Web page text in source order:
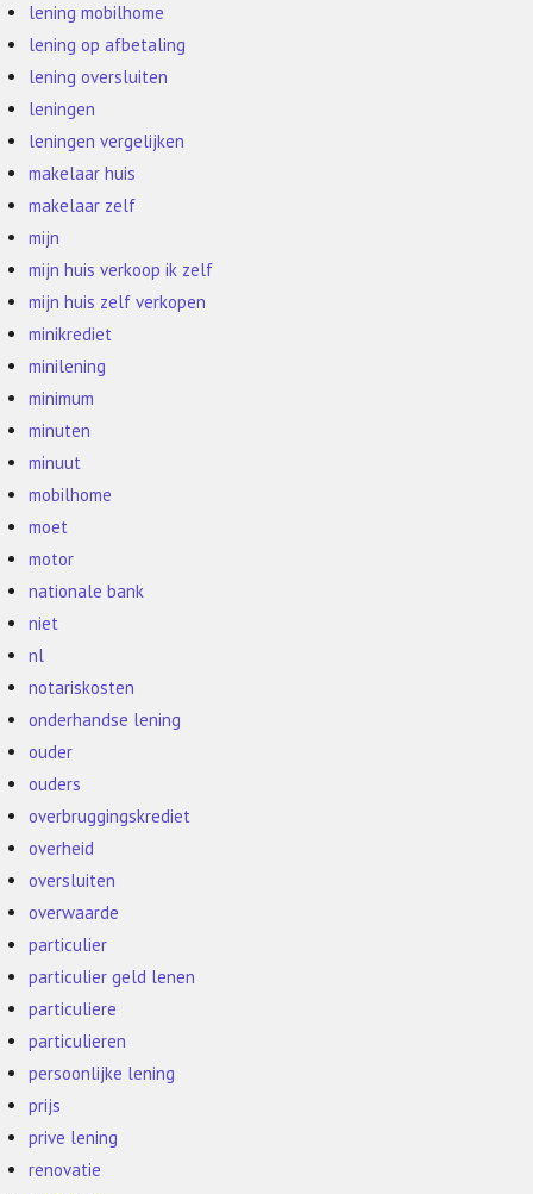
lening mobilhome
lening op afbetaling
lening oversluiten
leningen
leningen vergelijken
makelaar huis
makelaar zelf
mijn
mijn huis verkoop ik zelf
mijn huis zelf verkopen
minikrediet
minilening
minimum
minuten
minuut
mobilhome
moet
motor
nationale bank
niet
nl
notariskosten
onderhandse lening
ouder
ouders
overbruggingskrediet
overheid
oversluiten
overwaarde
particulier
particulier geld lenen
particuliere
particulieren
persoonlijke lening
prijs
prive lening
renovatie